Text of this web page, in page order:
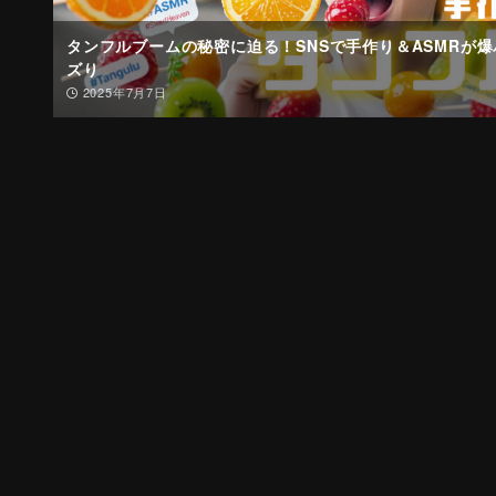
タンフルブームの秘密に迫る！SNSで手作り＆ASMRが
ズり
2025年7月7日